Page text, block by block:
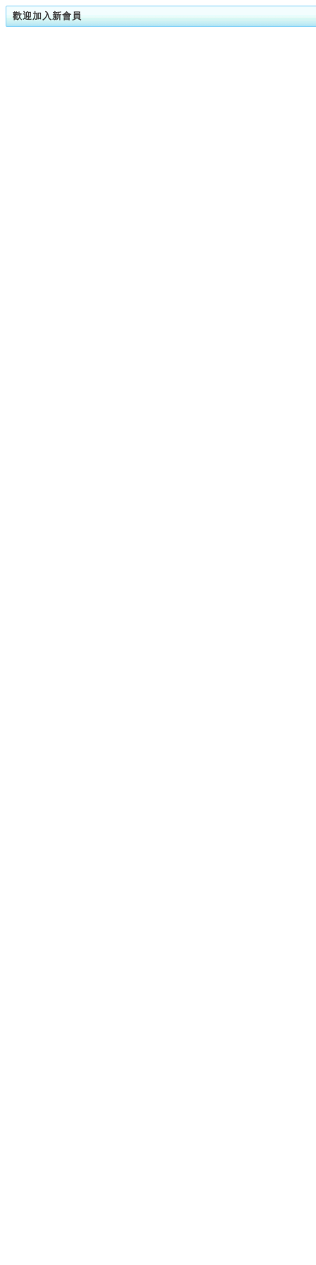
歡迎加入新會員